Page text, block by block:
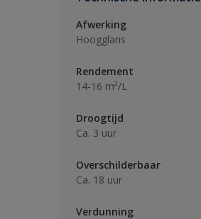
Afwerking
Hoogglans
Rendement
14-16 m²/L
Droogtijd
Ca. 3 uur
Overschilderbaar
Ca. 18 uur
Verdunning